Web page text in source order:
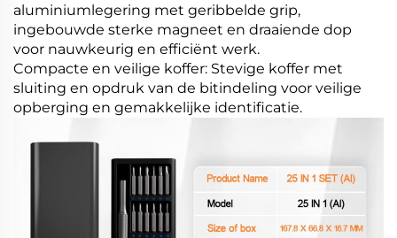
aluminiumlegering met geribbelde grip,
ingebouwde sterke magneet en draaiende dop
voor nauwkeurig en efficiënt werk.
Compacte en veilige koffer: Stevige koffer met
sluiting en opdruk van de bitindeling voor veilige
opberging en gemakkelijke identificatie.